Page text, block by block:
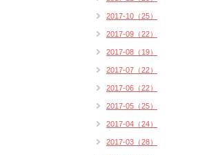
2017-10（25）
2017-09（22）
2017-08（19）
2017-07（22）
2017-06（22）
2017-05（25）
2017-04（24）
2017-03（28）